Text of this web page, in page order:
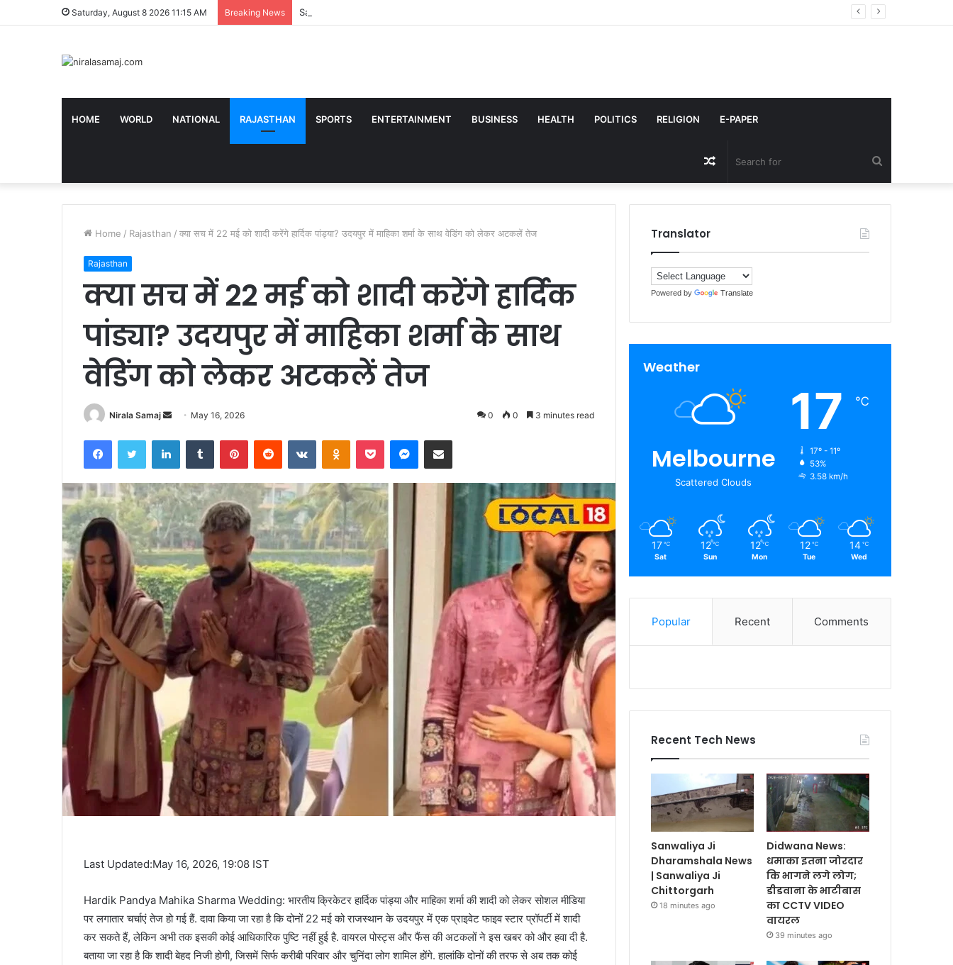
Saturday, August 8 2026 11:15 AM Breaking News Sanwaliya Ji Dharamshala News | Sanwaliya Ji Chittorgarh
HOME WORLD NATIONAL RAJASTHAN SPORTS ENTERTAINMENT BUSINESS HEALTH POLITICS RELIGION E-PAPER
for
Random
Article
Home / Rajasthan / क्या सच में 22 मई को शादी करेंगे हार्दिक पांड्या? उदयपुर में माहिका शर्मा के साथ वेडिंग को लेकर अटकलें तेज
Rajasthan
क्या सच में 22 मई को शादी करेंगे हार्दिक
पांड्या? उदयपुर में माहिका शर्मा के साथ
वेडिंग को लेकर अटकलें तेज
Nirala Samaj
Send May 16, 2026 0 0 3 minutes read
FacebookTwitter LinkedInTumblr PinterestReddit VKontakteOdnoklassniki
Pocket Messenger
Share via Email
Last Updated:May 16, 2026, 19:08 IST
Hardik Pandya Mahika Sharma Wedding: भारतीय क्रिकेटर हार्दिक पांड्या और माहिका शर्मा की शादी को लेकर सोशल मीडिया
पर लगातार चर्चाएं तेज हो गई हैं. दावा किया जा रहा है कि दोनों 22 मई को राजस्थान के उदयपुर में एक प्राइवेट फाइव स्टार प्रॉपर्टी में शादी
कर सकते हैं, लेकिन अभी तक इसकी कोई आधिकारिक पुष्टि नहीं हुई है. वायरल पोस्ट्स और फैंस की अटकलों ने इस खबर को और हवा दी है.
बताया जा रहा है कि शादी बेहद निजी होगी, जिसमें सिर्फ करीबी परिवार और चुनिंदा लोग शामिल होंगे. हालांकि दोनों की तरफ से अब तक कोई
Translator
Powered by Translate
Weather
Melbourne
Scattered Clouds
17 ℃
17º - 11º
53%
3.58 km/h
17 ℃
Sat
12 ℃
Sun
12 ℃
Mon
12 ℃
Tue
14 ℃
Wed
Popular Recent Comments
Recent Tech News
Sanwaliya Ji
Dharamshala News
| Sanwaliya Ji
Chittorgarh
18 minutes ago
Didwana News:
धमाका इतना जोरदार
कि भागने लगे लोग;
डीडवाना के भाटीबास
का CCTV VIDEO
वायरल
39 minutes ago